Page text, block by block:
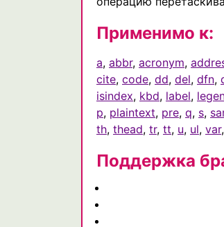
Применимо к:
a, abbr, acronym,
cite, code, dd, del, dfn,
isindex, kbd, label,
p, plaintext, pre, q, s,
th, thead, tr, tt, u, ul, var,
Поддержка